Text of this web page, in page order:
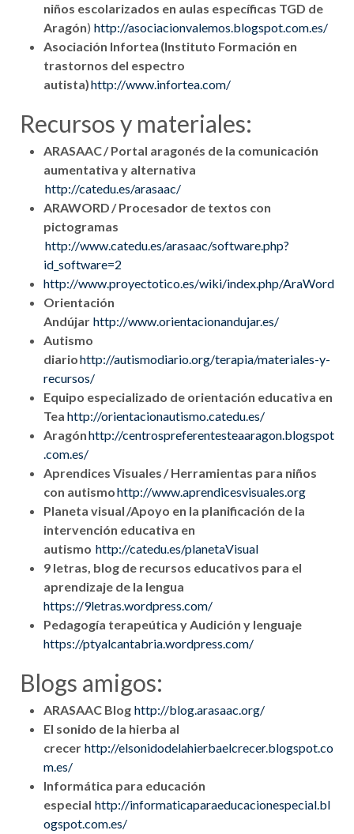
niños escolarizados en aulas específicas TGD de
Aragón) http://asociacionvalemos.blogspot.com.es/
Asociación Infortea (Instituto Formación en
trastornos del espectro
autista)http://www.infortea.com/
Recursos y materiales:
ARASAAC / Portal aragonés de la comunicación
aumentativa y alternativa
http://catedu.es/arasaac/
ARAWORD / Procesador de textos con
pictogramas
http://www.catedu.es/arasaac/software.php?
id_software=2
http://www.proyectotico.es/wiki/index.php/AraWord
Orientación
Andújar http://www.orientacionandujar.es/
Autismo
diariohttp://autismodiario.org/terapia/materiales-y-
recursos/
Equipo especializado de orientación educativa en
Tea http://orientacionautismo.catedu.es/
Aragónhttp://centrospreferentesteaaragon.blogspot
.com.es/
Aprendices Visuales / Herramientas para niños
con autismohttp://www.aprendicesvisuales.org
Planeta visual /Apoyo en la planificación de la
intervención educativa en
autismo http://catedu.es/planetaVisual
9 letras, blog de recursos educativos para el
aprendizaje de la lengua
https://9letras.wordpress.com/
Pedagogía terapeútica y Audición y lenguaje
https://ptyalcantabria.wordpress.com/
Blogs amigos:
ARASAAC Blog http://blog.arasaac.org/
El sonido de la hierba al
crecer http://elsonidodelahierbaelcrecer.blogspot.co
m.es/
Informática para educación
especial http://informaticaparaeducacionespecial.bl
ogspot.com.es/